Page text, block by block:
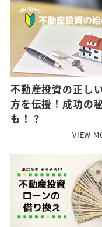
不動産投資の正し
方を伝授！成功の
も！？
VIEW